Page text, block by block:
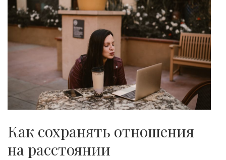
Как сохранять отношения
на расстоянии